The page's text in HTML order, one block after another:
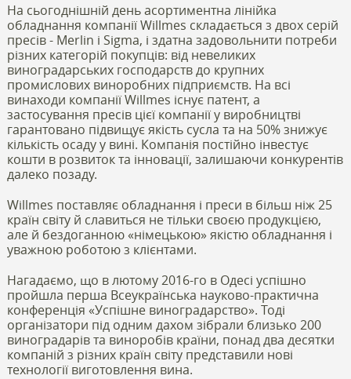
На сьогоднішній день асортиментна лінійка
обладнання компанії Willmes складається з двох серій
пресів - Merlin і Sigma, і здатна задовольнити потреби
різних категорій покупців: від невеликих
виноградарських господарств до крупних
промислових виноробних підприємств. На всі
винаходи компанії Willmes існує патент, а
застосування пресів цієї компанії у виробництві
гарантовано підвищує якість сусла та на 50% знижує
кількість осаду у вині. Компанія постійно інвестує
кошти в розвиток та інновації, залишаючи конкурентів
далеко позаду.
Willmes поставляє обладнання і преси в більш ніж 25
країн світу й славиться не тільки своєю продукцією,
але й бездоганною «німецькою» якістю обладнання і
уважною роботою з клієнтами.
Нагадаємо, що в лютому 2016-го в Одесі успішно
пройшла перша Всеукраїнська науково-практична
конференція «Успішне виноградарство». Тоді
організатори під одним дахом зібрали близько 200
виноградарів та виноробів країни, понад два десятки
компаній з різних країн світу представили нові
технології виготовлення вина.